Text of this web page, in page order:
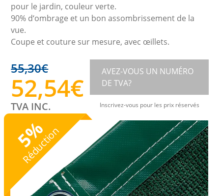
pour le jardin, couleur verte.
90% d‘ombrage et un bon assombrissement de la
vue.
Coupe et couture sur mesure, avec œillets.
55,30€
52,54€
TVA INC.
AVEZ-VOUS UN NUMÉRO
DE TVA?
Inscrivez-vous pour les prix réservés
5
%
Réduction